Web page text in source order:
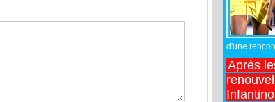
d'une
Après
Infantino